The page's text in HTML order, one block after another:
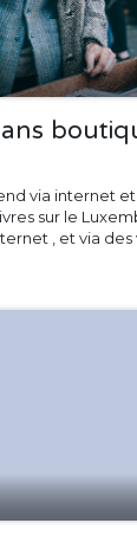
via internet
sur le
, et via des